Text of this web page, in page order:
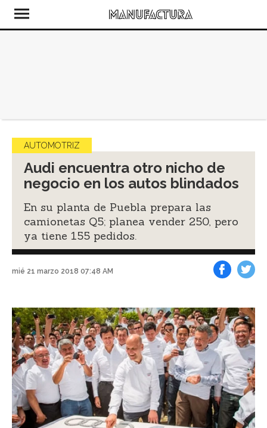
AUTOMOTRIZ
Audi encuentra otro nicho de
negocio en los autos blindados
En su planta de Puebla prepara las
camionetas Q5; planea vender 250, pero
ya tiene 155 pedidos.
mié 21 marzo 2018 07:48 AM